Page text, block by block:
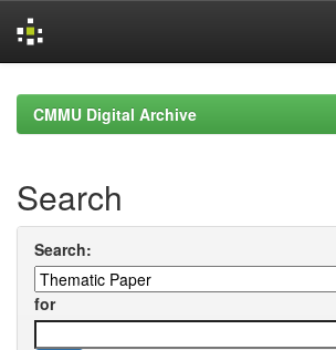
navigationCMMU Digital Archive
Search
Search:
for